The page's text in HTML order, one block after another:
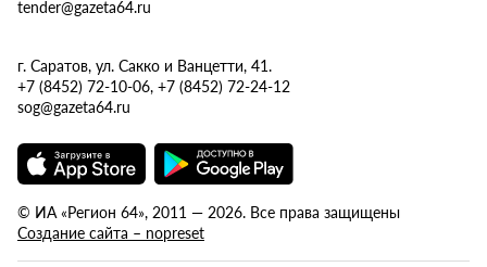
tender@gazeta64.ru
г. Саратов, ул. Сакко и Ванцетти, 41.
+7 (8452) 72-10-06, +7 (8452) 72-24-12
sog@gazeta64.ru
© ИА «Регион 64», 2011 — 2026. Все права защищены
Создание сайта – nopreset